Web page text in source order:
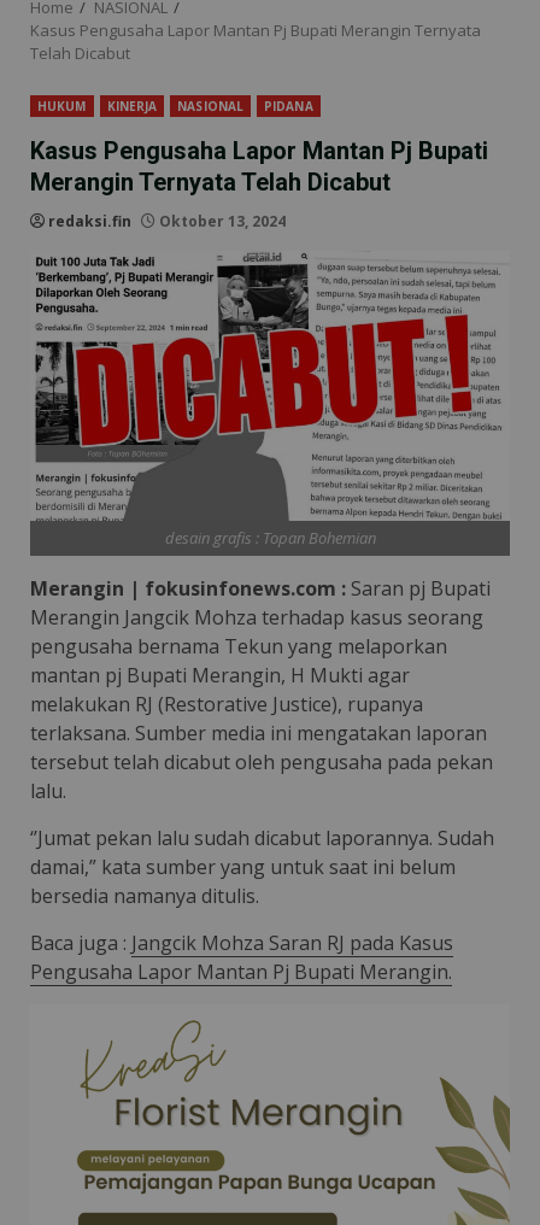
Home
NASIONAL
Kasus Pengusaha Lapor Mantan Pj Bupati Merangin Ternyata
Telah Dicabut
HUKUM KINERJA NASIONAL PIDANA
Kasus Pengusaha Lapor Mantan Pj Bupati
Merangin Ternyata Telah Dicabut
redaksi.fin Oktober 13, 2024
desain grafis : Topan Bohemian
Merangin | fokusinfonews.com : Saran pj Bupati
Merangin Jangcik Mohza terhadap kasus seorang
pengusaha bernama Tekun yang melaporkan
mantan pj Bupati Merangin, H Mukti agar
melakukan RJ (Restorative Justice), rupanya
terlaksana. Sumber media ini mengatakan laporan
tersebut telah dicabut oleh pengusaha pada pekan
lalu.
‘’Jumat pekan lalu sudah dicabut laporannya. Sudah
damai,” kata sumber yang untuk saat ini belum
bersedia namanya ditulis.
Baca juga : Jangcik Mohza Saran RJ pada Kasus
Pengusaha Lapor Mantan Pj Bupati Merangin.